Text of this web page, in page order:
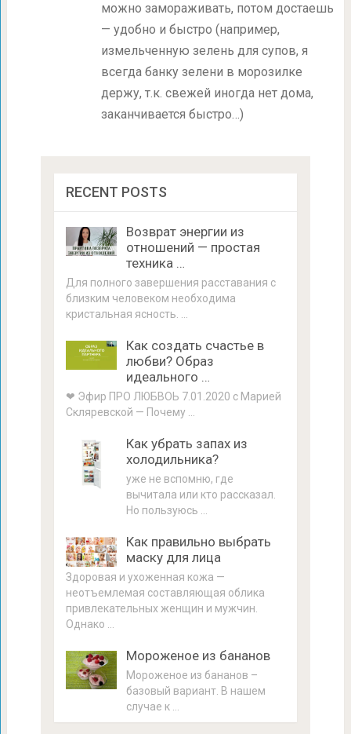
можно замораживать, потом достаешь
— удобно и быстро (например,
измельченную зелень для супов, я
всегда банку зелени в морозилке
держу, т.к. свежей иногда нет дома,
заканчивается быстро…)
RECENT POSTS
Возврат энергии из
отношений — простая
техника …
Для полного завершения расставания с
близким человеком необходима
кристальная ясность. …
Как создать счастье в
любви? Образ
идеального …
❤ Эфир ПРО ЛЮБВОЬ 7.01.2020 с Марией
Скляревской — Почему …
Как убрать запах из
холодильника?
уже не вспомню, где
вычитала или кто рассказал.
Но пользуюсь …
Как правильно выбрать
маску для лица
Здоровая и ухоженная кожа —
неотъемлемая составляющая облика
привлекательных женщин и мужчин.
Однако …
Мороженое из бананов
Мороженое из бананов –
базовый вариант. В нашем
случае к …